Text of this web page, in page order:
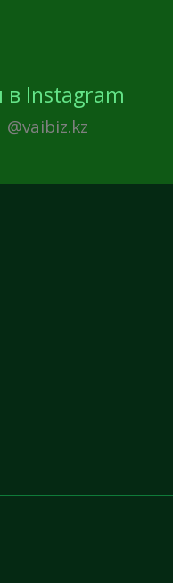
Instagram
@vaibiz.kz